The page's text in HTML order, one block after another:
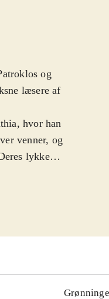
og
læsere af
hvor han
venner, og
lykke
spået, at
uden
og